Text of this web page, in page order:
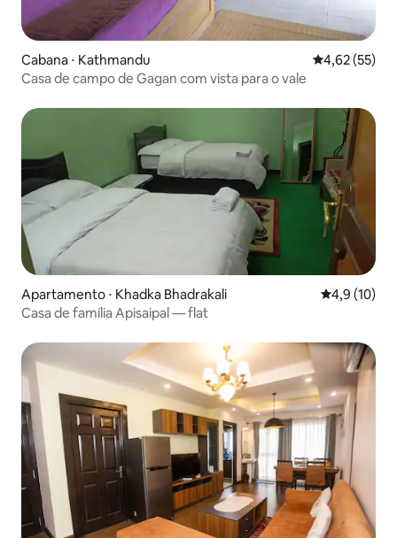
Cabana ⋅ Kathmandu 4,62 de uma
4,62 (55)
Casa de campo de Gagan com vista para o vale
Apartamento ⋅ Khadka Bhadrakali 4,9 de uma
4,9 (10)
Casa de família Apisaipal — flat